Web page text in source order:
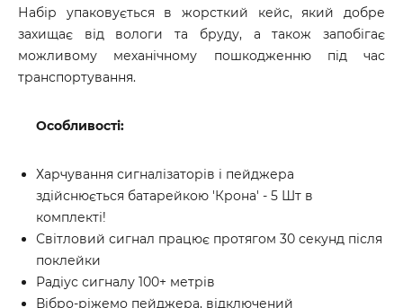
Набір упаковується в жорсткий кейс, який добре
захищає від вологи та бруду, а також запобігає
можливому механічному пошкодженню під час
транспортування.
Особливості:
Харчування сигналізаторів і пейджера
здійснюється батарейкою 'Крона' - 5 Шт в
комплекті!
Світловий сигнал працює протягом 30 секунд після
поклейки
Радіус сигналу 100+ метрів
Вібро-ріжемо пейджера, відключений